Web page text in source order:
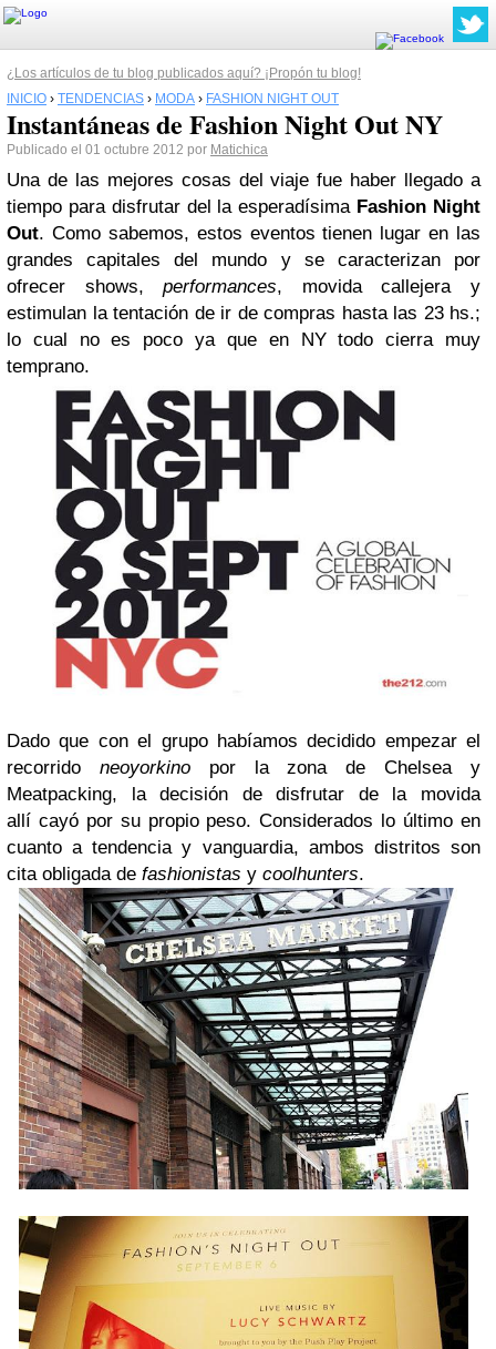
¿Los artículos de tu blog publicados aquí? ¡Propón tu blog!
INICIO › TENDENCIAS › MODA › FASHION NIGHT OUT
Instantáneas de Fashion Night Out NY
Publicado el 01 octubre 2012 por Matichica
Una de las mejores cosas del viaje fue haber llegado a
tiempo para disfrutar del la esperadísima Fashion Night
Out. Como sabemos, estos eventos tienen lugar en las
grandes capitales del mundo y se caracterizan por
ofrecer shows,performances, movida callejera y
estimulan la tentación de ir de compras hasta las 23 hs.;
lo cual no es poco ya que en NY todo cierra muy
temprano.
Dado que con el grupo habíamos decidido empezar el
recorrido neoyorkinopor la zona de Chelsea y
Meatpacking, la decisión de disfrutar de la movida
allí cayó por su propio peso. Considerados lo último en
cuanto a tendencia y vanguardia, ambos distritos son
cita obligada de fashionistas y coolhunters.